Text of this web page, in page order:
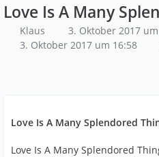
Love Is A Many
Klaus
3. Oktober 2017
3. Oktober 2017 um 16:58
Love Is A Many Splendored
Love Is A Many Splendored